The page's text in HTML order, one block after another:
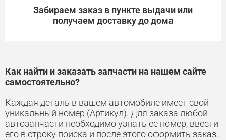
Забираем заказ в пункте выдачи или
получаем доставку до дома
Как найти и заказать запчасти на нашем сайте
самостоятельно?
Каждая деталь в вашем автомобиле имеет свой
уникальный номер (Артикул). Для заказа любой
автозапчасти необходимо узнать ее номер, ввести
его в строку поиска и после этого оформить заказ.